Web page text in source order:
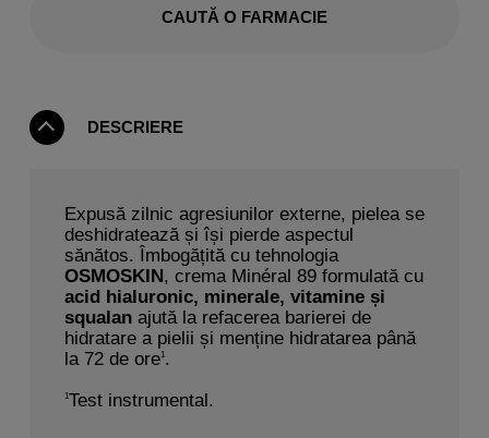
CAUTĂ O FARMACIE
DESCRIERE
Expusă zilnic agresiunilor externe, pielea se
deshidratează și își pierde aspectul
sănătos. Îmbogățită cu tehnologia
OSMOSKIN, crema Minéral 89 formulată cu
acid hialuronic, minerale, vitamine și
squalanajută la refacerea barierei de
hidratare a pielii și menține hidratarea până
la 72 de ore1.
1Test instrumental.